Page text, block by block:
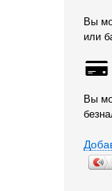
Вы
или
Вы